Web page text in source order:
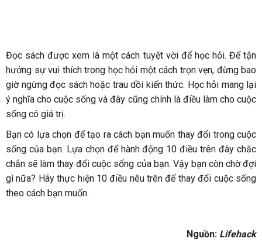
Đọc sách được xem là một cách tuyệt vời để học hỏi. Để tận
hưởng sự vui thích trong học hỏi một cách trọn vẹn, đừng bao
giờ ngừng đọc sách hoặc trau dồi kiến thức. Học hỏi mang lại
ý nghĩa cho cuộc sống và đây cũng chính là điều làm cho cuộc
sống có giá trị.
Bạn có lựa chọn để tạo ra cách bạn muốn thay đổi trong cuộc
sống của bạn. Lựa chọn để hành động 10 điều trên đây chắc
chắn sẽ làm thay đổi cuộc sống của bạn. Vậy bạn còn chờ đợi
gì nữa? Hãy thực hiện 10 điều nêu trên để thay đổi cuộc sống
theo cách bạn muốn.
Nguồn: Lifehack